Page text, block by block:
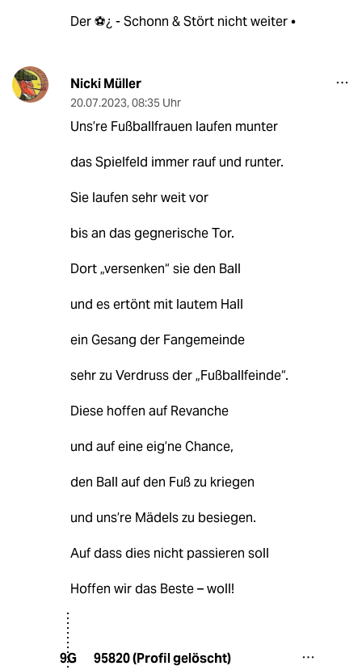
Der ⚽️¿ - Schonn & Stört nicht weiter •
Nicki Müller
20.07.2023, 08:35 Uhr
Uns’re Fußballfrauen laufen munter
das Spielfeld immer rauf und runter.
Sie laufen sehr weit vor
bis an das gegnerische Tor.
Dort „versenken“ sie den Ball
und es ertönt mit lautem Hall
ein Gesang der Fangemeinde
sehr zu Verdruss der „Fußballfeinde“.
Diese hoffen auf Revanche
und auf eine eig’ne Chance,
den Ball auf den Fuß zu kriegen
und uns’re Mädels zu besiegen.
Auf dass dies nicht passieren soll
Hoffen wir das Beste – woll!
9G 95820 (Profil gelöscht)